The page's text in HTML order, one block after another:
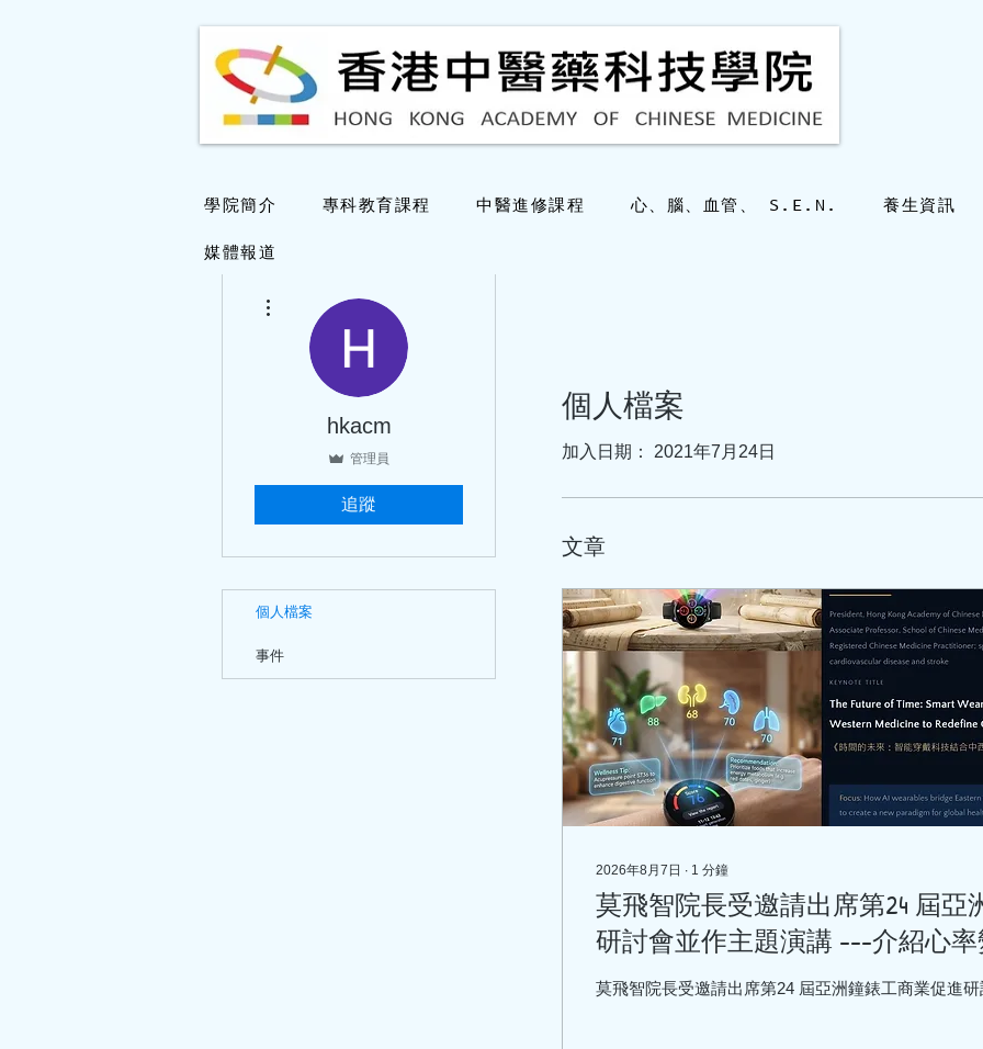
學院簡介 專科教育課程 中醫進修課程 心、腦、血管、 S.E.N. 養生資訊
媒體報道
個人檔案
加入日期： 2021年7月24日
文章
2026年8月7日 ∙ 1 分鐘
莫飛智院長受邀請出席第24 屆亞
研討會並作主題演講 ---介紹心
健康的關係
莫飛智院長受邀請出席第24 屆亞洲鐘錶工商業促進
hkacm
管理員
追蹤
個人檔案
事件